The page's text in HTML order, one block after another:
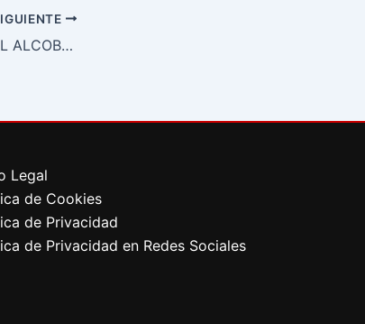
CROSS INTERNACIONAL ALCOBENDAS
Legal
de Cookies
de Privacidad
de Privacidad en Redes Sociales